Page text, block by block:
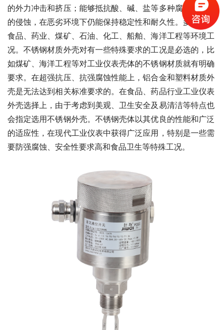
的外力冲击和挤压；能够抵抗酸、碱、盐等多种腐蚀性介质
的侵蚀，在恶劣环境下仍能保持稳定性和耐久性。多使用于
食品、药业、煤矿、石油、化工、船舶、海洋工程等环境工
况。不锈钢材质外壳对有一些特殊要求的工况是必选的，比
如煤矿、海洋工程等对工业仪表壳体的不锈钢材质就有明确
要求。在超强抗压、抗强腐蚀性能上，铝合金和塑料材质外
壳是无法达到相关标准要求的。在食品、药品行业工业仪表
外壳选择上，由于考虑到美观、卫生安全及易清洁等特点也
会指定选用不锈钢外壳。不锈钢壳体以其优良的性能和广泛
的适应性，在现代工业仪表中获得广泛应用，特别是一些需
要防强腐蚀、安全性要求高和食品卫生等特殊工况。